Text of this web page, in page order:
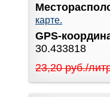
карте.
GPS-
30.433818
23,20 руб./